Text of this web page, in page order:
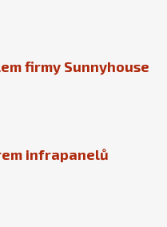
firmy Sunnyhouse
infrapanelů